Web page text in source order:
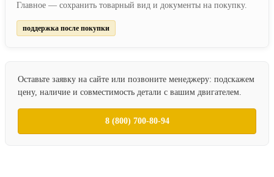
Главное — сохранить товарный вид и документы на покупку.
поддержка после покупки
Оставьте заявку на сайте или позвоните менеджеру: подскажем
цену, наличие и совместимость детали с вашим двигателем.
8 (800) 700-80-94